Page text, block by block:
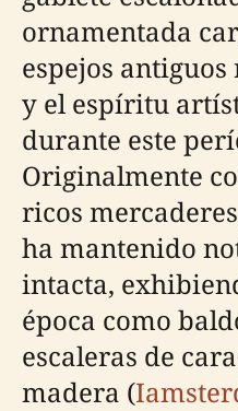
ornamentada
espejos
y el espíritu
durante este
Originalmente
ricos
ha mantenido
intacta,
época como
escaleras de
madera (